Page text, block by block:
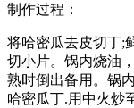
制作过程：
将哈密瓜去皮切丁;
切小片。锅内烧油
熟时倒出备用。锅
哈密瓜丁.用中火炒